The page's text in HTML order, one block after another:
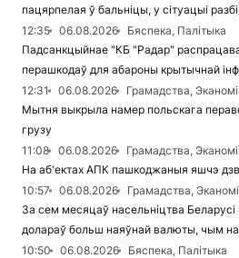
пацярпелая ў бальніцы, у сітуацыі
12:35
06.08.2026
Бяспека, Палітыка
Падсанкцыйнае "КБ "Радар"
перашкодаў для абароны крытычнай
12:31
06.08.2026
Грамадства,
Мытня выкрыла намер польскага
грузу
11:08
06.08.2026
Грамадства,
На аб'ектах АПК пашкоджаныя яшчэ дзве
10:57
06.08.2026
Грамадства,
За сем месяцаў насельніцтва
долараў больш наяўнай валюты, чым
10:50
06.08.2026
Бяспека, Палітыка